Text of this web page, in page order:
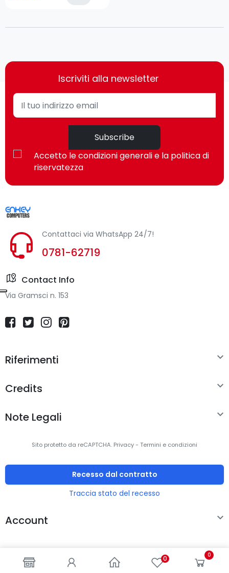
0 0
Iscriviti alla newsletter
Subscribe
Accetto le condizioni generali e la politica di
riservatezza
Contattaci via WhatsApp 24/7!
0781-62719
Contact Info
Via Gramsci n. 153
Riferimenti 
Credits 
Note Legali 
Sito protetto da reCAPTCHA. Privacy- Termini e condizioni
Recesso dal contratto
Traccia stato del recesso
Account 